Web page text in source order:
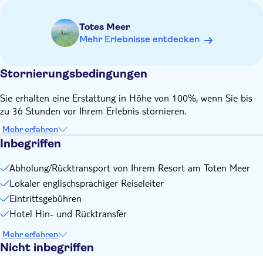
Sonnenschutzmittel mitzubringen (insbesondere in den
Sommermonaten).Totes Meer
Mehr Erlebnisse entdecken
Stornierungsbedingungen
Sie erhalten eine Erstattung in Höhe von 100%, wenn Sie bis
zu 36 Stunden vor Ihrem Erlebnis stornieren.
Mehr erfahren
Inbegriffen
Abholung/Rücktransport von Ihrem Resort am Toten Meer
Lokaler englischsprachiger Reiseleiter
Eintrittsgebühren
Hotel Hin- und Rücktransfer
Mehr erfahren
Nicht inbegriffen